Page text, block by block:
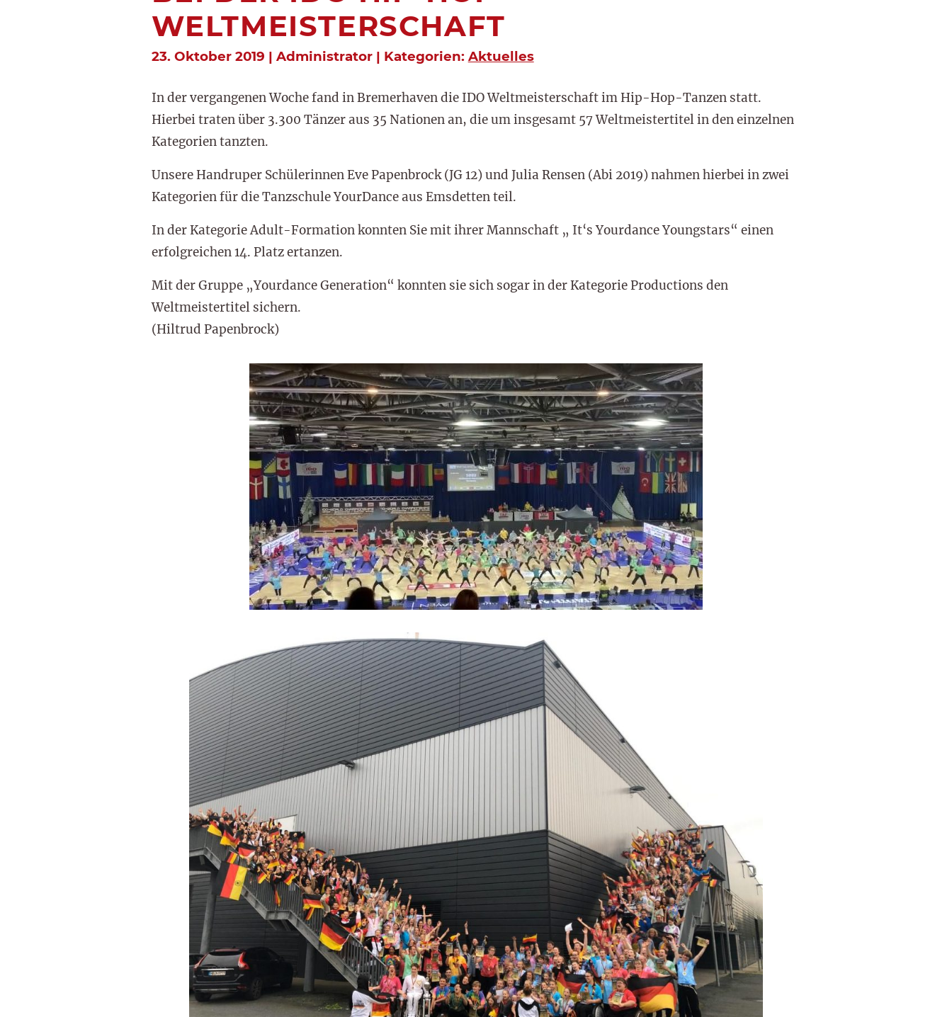
WELTMEISTERSCHAFT
23. Oktober 2019 | Administrator | Kategorien: Aktuelles
In der vergangenen Woche fand in Bremerhaven die IDO Weltmeisterschaft im Hip-Hop-Tanzen statt.
Hierbei traten über 3.300 Tänzer aus 35 Nationen an, die um insgesamt 57 Weltmeistertitel in den einzelnen
Kategorien tanzten.
Unsere Handruper Schülerinnen Eve Papenbrock (JG 12) und Julia Rensen (Abi 2019) nahmen hierbei in zwei
Kategorien für die Tanzschule YourDance aus Emsdetten teil.
In der Kategorie Adult-Formation konnten Sie mit ihrer Mannschaft „ It‘s Yourdance Youngstars“ einen
erfolgreichen 14. Platz ertanzen.
Mit der Gruppe „Yourdance Generation“ konnten sie sich sogar in der Kategorie Productions den
Weltmeistertitel sichern.
(Hiltrud Papenbrock)